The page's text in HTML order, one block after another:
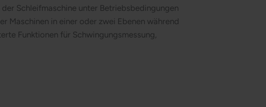
Schleifmaschine unter Betriebsbedingungen
Maschinen in einer oder zwei Ebenen während
Funktionen für Schwingungsmessung,